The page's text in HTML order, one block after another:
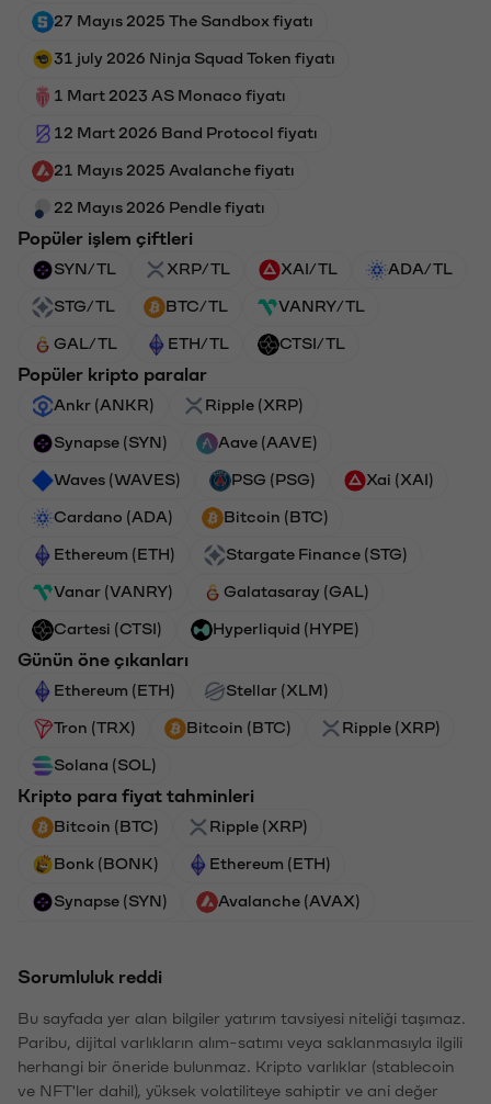
27 Mayıs 2025 The Sandbox fiyatı
31 july 2026 Ninja Squad Token fiyatı
1 Mart 2023 AS Monaco fiyatı
12 Mart 2026 Band Protocol fiyatı
21 Mayıs 2025 Avalanche fiyatı
22 Mayıs 2026 Pendle fiyatı
Popüler işlem çiftleri
SYN/TL XRP/TL XAI/TL ADA/TL
STG/TL BTC/TL VANRY/TL
GAL/TL ETH/TL CTSI/TL
Popüler kripto paralar
Ankr (ANKR) Ripple (XRP)
Synapse (SYN) Aave (AAVE)
Waves (WAVES) PSG (PSG) Xai (XAI)
Cardano (ADA) Bitcoin (BTC)
Ethereum (ETH) Stargate Finance (STG)
Vanar (VANRY) Galatasaray (GAL)
Cartesi (CTSI) Hyperliquid (HYPE)
Günün öne çıkanları
Ethereum (ETH) Stellar (XLM)
Tron (TRX) Bitcoin (BTC) Ripple (XRP)
Solana (SOL)
Kripto para fiyat tahminleri
Bitcoin (BTC) Ripple (XRP)
Bonk (BONK) Ethereum (ETH)
Synapse (SYN) Avalanche (AVAX)
Sorumluluk reddi
Bu sayfada yer alan bilgiler yatırım tavsiyesi niteliği taşımaz.
Paribu, dijital varlıkların alım-satımı veya saklanmasıyla ilgili
herhangi bir öneride bulunmaz. Kripto varlıklar (stablecoin
ve NFT'ler dahil), yüksek volatiliteye sahiptir ve ani değer